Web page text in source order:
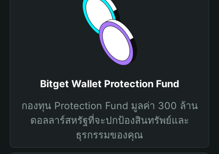
Bitget Wallet Protection Fund
กองทุน Protection Fund มูลค่า 300 ล้าน
ดอลลาร์สหรัฐที่จะปกป้องสินทรัพย์และ
ธุรกรรมของคุณ